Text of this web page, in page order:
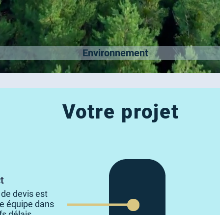
Environnement
Votre projet
devis est
équipe dans